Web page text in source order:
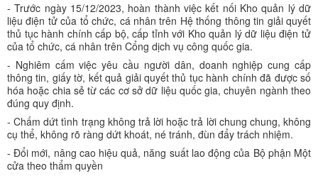
- Trước ngày 15/12/2023, hoàn thành việc kết nối Kho quản lý dữ
liệu điện tử của tổ chức, cá nhân trên Hệ thống thông tin giải quyết
thủ tục hành chính cấp bộ, cấp tỉnh với Kho quản lý dữ liệu điện tử
của tổ chức, cá nhân trên Cổng dịch vụ công quốc gia.
- Nghiêm cấm việc yêu cầu người dân, doanh nghiệp cung cấp
thông tin, giấy tờ, kết quả giải quyết thủ tục hành chính đã được số
hóa hoặc chia sẻ từ các cơ sở dữ liệu quốc gia, chuyên ngành theo
đúng quy định.
- Chấm dứt tình trạng không trả lời hoặc trả lời chung chung, không
cụ thể, không rõ ràng dứt khoát, né tránh, đùn đẩy trách nhiệm.
- Đổi mới, nâng cao hiệu quả, năng suất lao động của Bộ phận Một
cửa theo thẩm quyền